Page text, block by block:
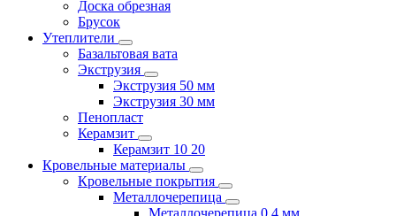
Доска обрезная
Брусок
Утеплители
Базальтовая вата
Экструзия
Экструзия 50 мм
Экструзия 30 мм
Пенопласт
Керамзит
Керамзит 10 20
Кровельные материалы
Кровельные покрытия
Металлочерепица
Металлочерепица 0.4 мм